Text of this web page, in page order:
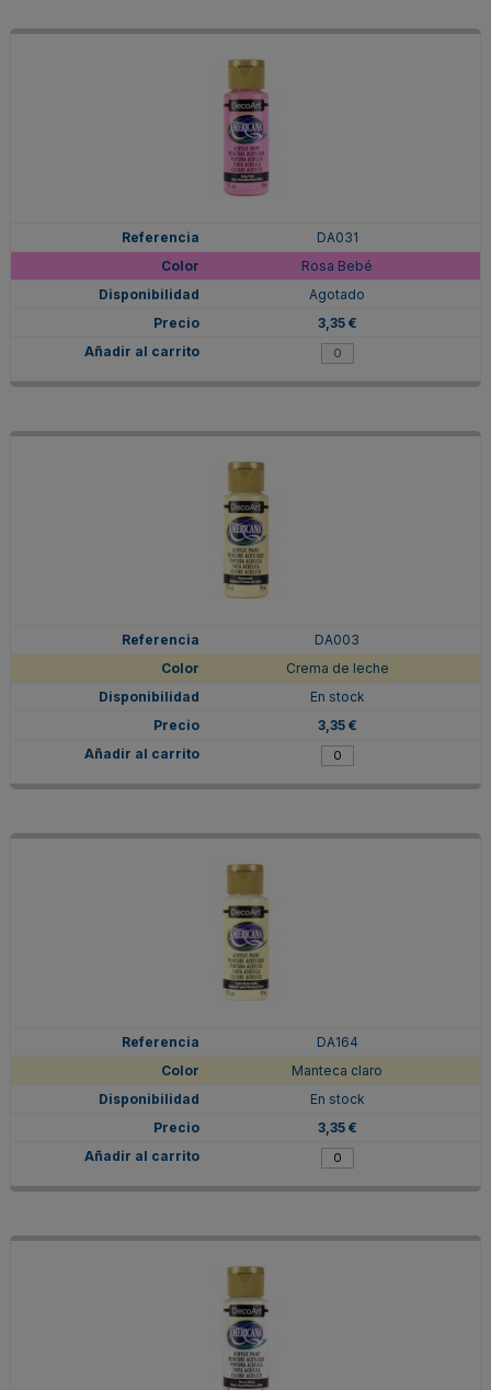
DA031
Rosa Bebé
Agotado
3,35 €
DA003
Crema de leche
En stock
3,35 €
DA164
Manteca claro
En stock
3,35 €